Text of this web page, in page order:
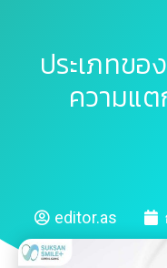
ประเภทขอ
ความแ
editor.as